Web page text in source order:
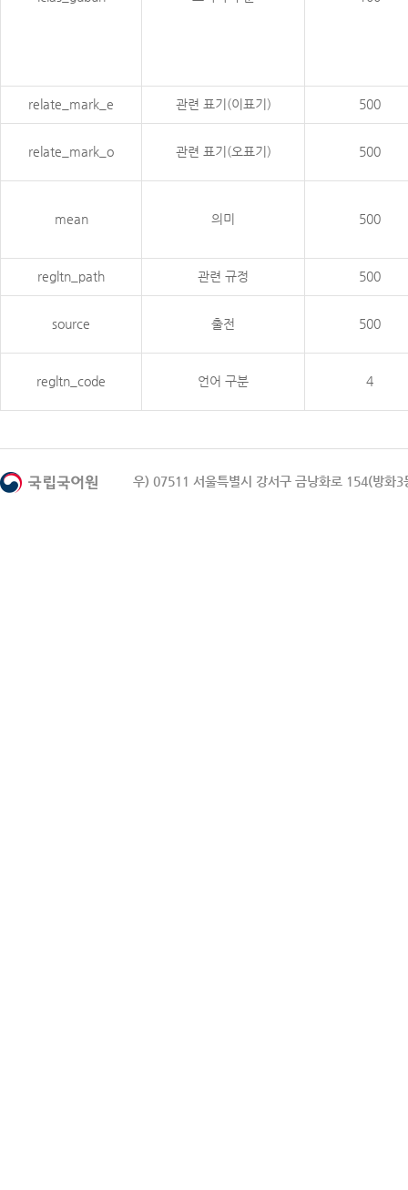
relate_mark_e 관련 표기(이표기) 500
relate_mark_o 관련 표기(오표기) 500
mean 의미 500
regltn_path 관련 규정 500
source 출전 500
regltn_code 언어 구분 4
우) 07511 서울특별시 강서구 금낭화로 154(방화3